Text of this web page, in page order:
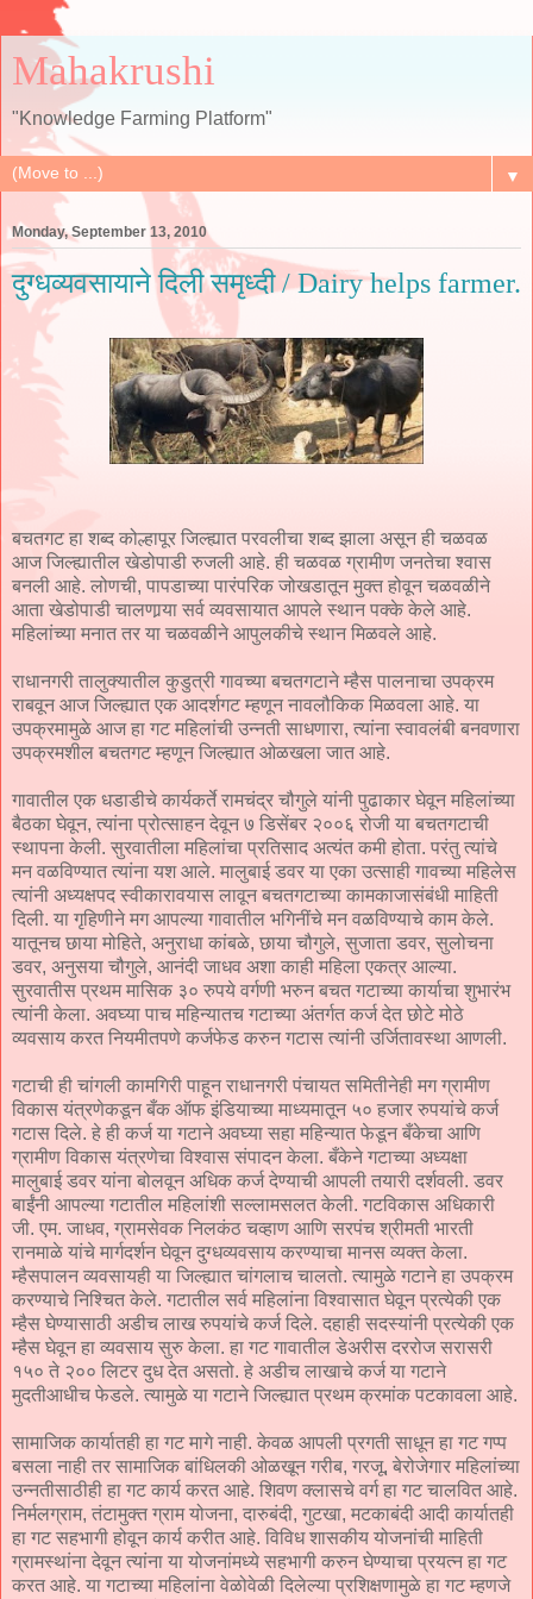
Mahakrushi
"Knowledge Farming Platform"
▼
Monday, September 13, 2010
दुग्धव्यवसायाने दिली समृध्दी / Dairy helps farmer.
बचतगट हा शब्द कोल्हापूर जिल्ह्यात परवलीचा शब्द झाला असून ही चळवळ
आज जिल्ह्यातील खेडोपाडी रुजली आहे. ही चळवळ ग्रामीण जनतेचा श्वास
बनली आहे. लोणची, पापडाच्या पारंपरिक जोखडातून मुक्त होवून चळवळीने
आता खेडोपाडी चालणार्‍या सर्व व्यवसायात आपले स्थान पक्के केले आहे.
महिलांच्या मनात तर या चळवळीने आपुलकीचे स्थान मिळवले आहे.
राधानगरी तालुक्यातील कुडुत्री गावच्या बचतगटाने म्हैस पालनाचा उपक्रम
राबवून आज जिल्ह्यात एक आदर्शगट म्हणून नावलौकिक मिळवला आहे. या
उपक्रमामुळे आज हा गट महिलांची उन्नती साधणारा, त्यांना स्वावलंबी बनवणारा
उपक्रमशील बचतगट म्हणून जिल्ह्यात ओळखला जात आहे.
गावातील एक धडाडीचे कार्यकर्ते रामचंद्र चौगुले यांनी पुढाकार घेवून महिलांच्या
बैठका घेवून, त्यांना प्रोत्साहन देवून ७ डिसेंबर २००६ रोजी या बचतगटाची
स्थापना केली. सुरवातीला महिलांचा प्रतिसाद अत्यंत कमी होता. परंतु त्यांचे
मन वळविण्यात त्यांना यश आले. मालुबाई डवर या एका उत्साही गावच्या महिलेस
त्यांनी अध्यक्षपद स्वीकारावयास लावून बचतगटाच्या कामकाजासंबंधी माहिती
दिली. या गृहिणीने मग आपल्या गावातील भगिनींचे मन वळविण्याचे काम केले.
यातूनच छाया मोहिते, अनुराधा कांबळे, छाया चौगुले, सुजाता डवर, सुलोचना
डवर, अनुसया चौगुले, आनंदी जाधव अशा काही महिला एकत्र आल्या.
सुरवातीस प्रथम मासिक ३० रुपये वर्गणी भरुन बचत गटाच्या कार्याचा शुभारंभ
त्यांनी केला. अवघ्या पाच महिन्यातच गटाच्या अंतर्गत कर्ज देत छोटे मोठे
व्यवसाय करत नियमीतपणे कर्जफेड करुन गटास त्यांनी उर्जितावस्था आणली.
गटाची ही चांगली कामगिरी पाहून राधानगरी पंचायत समितीनेही मग ग्रामीण
विकास यंत्रणेकडून बँक ऑफ इंडियाच्या माध्यमातून ५० हजार रुपयांचे कर्ज
गटास दिले. हे ही कर्ज या गटाने अवघ्या सहा महिन्यात फेडून बँकेचा आणि
ग्रामीण विकास यंत्रणेचा विश्वास संपादन केला. बँकेने गटाच्या अध्यक्षा
मालुबाई डवर यांना बोलवून अधिक कर्ज देण्याची आपली तयारी दर्शवली. डवर
बाईंनी आपल्या गटातील महिलांशी सल्लामसलत केली. गटविकास अधिकारी
जी. एम. जाधव, ग्रामसेवक निलकंठ चव्हाण आणि सरपंच श्रीमती भारती
रानमाळे यांचे मार्गदर्शन घेवून दुग्धव्यवसाय करण्याचा मानस व्यक्त केला.
म्हैसपालन व्यवसायही या जिल्ह्यात चांगलाच चालतो. त्यामुळे गटाने हा उपक्रम
करण्याचे निश्चित केले. गटातील सर्व महिलांना विश्वासात घेवून प्रत्येकी एक
म्हैस घेण्यासाठी अडीच लाख रुपयांचे कर्ज दिले. दहाही सदस्यांनी प्रत्येकी एक
म्हैस घेवून हा व्यवसाय सुरु केला. हा गट गावातील डेअरीस दररोज सरासरी
१५० ते २०० लिटर दुध देत असतो. हे अडीच लाखाचे कर्ज या गटाने
मुदतीआधीच फेडले. त्यामुळे या गटाने जिल्ह्यात प्रथम क्रमांक पटकावला आहे.
सामाजिक कार्यातही हा गट मागे नाही. केवळ आपली प्रगती साधून हा गट गप्प
बसला नाही तर सामाजिक बांधिलकी ओळखून गरीब, गरजू, बेरोजेगार महिलांच्या
उन्नतीसाठीही हा गट कार्य करत आहे. शिवण क्लासचे वर्ग हा गट चालवित आहे.
निर्मलग्राम, तंटामुक्त ग्राम योजना, दारुबंदी, गुटखा, मटकाबंदी आदी कार्यातही
हा गट सहभागी होवून कार्य करीत आहे. विविध शासकीय योजनांची माहिती
ग्रामस्थांना देवून त्यांना या योजनांमध्ये सहभागी करुन घेण्याचा प्रयत्न हा गट
करत आहे. या गटाच्या महिलांना वेळोवेळी दिलेल्या प्रशिक्षणामुळे हा गट म्हणजे